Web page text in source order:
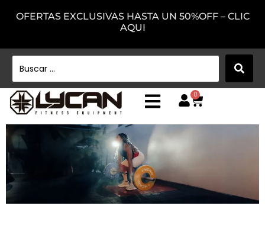
OFERTAS EXCLUSIVAS HASTA UN 50%OFF – CLIC
AQUI
0